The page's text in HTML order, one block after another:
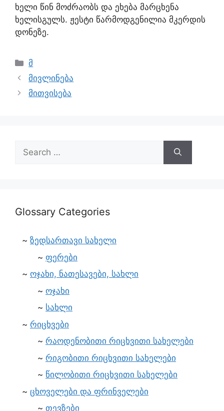
ხელი წინ მოძრაობს და ეხება მარცხენა
ხელისგულს. ჟესტი წარმოდგენილია მკერდის
დონეზე.
მ
მივლინება
მითვისება
Glossary Categories
ზედსართავი სახელი
ფერები
ოჯახი, ნათესავები, სახლი
ოჯახი
სახლი
რიცხვები
რაოდენობითი რიცხვითი სახელები
რიგობითი რიცხვითი სახელები
წილობითი რიცხვითი სახელები
ცხოველები და ფრინველები
თევზები